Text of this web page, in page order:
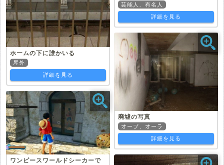
ホームの下に誰かいる
屋外
詳細を見る
ワンピースワールドシーカーで
芸能人、有名人
詳細を見る
廃墟の写真
オーブ、オーラ
詳細を見る